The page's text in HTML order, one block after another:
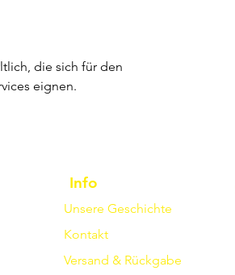
die sich für den
eignen.
Info
Unsere Geschichte
Kontakt
Versand & Rückgabe